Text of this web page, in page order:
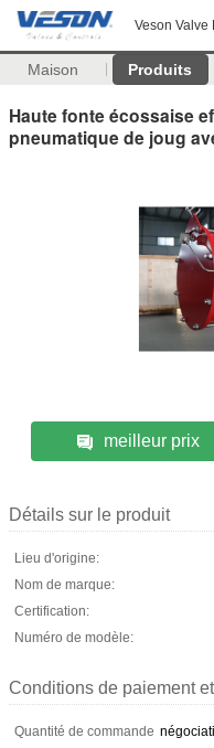
Veson Valve
Maison Produits
Haute fonte écossaise
pneumatique de joug
meilleur prix
Détails sur le produit
Lieu d'origine:
Nom de marque:
Certification:
Numéro de modèle:
Conditions de paiement
Quantité de commande